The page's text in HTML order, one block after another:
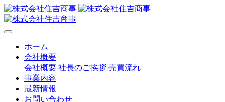
ホーム
会社概要
会社概要 社長のご挨拶 売買流れ
事業内容
最新情報
お問い合わせ